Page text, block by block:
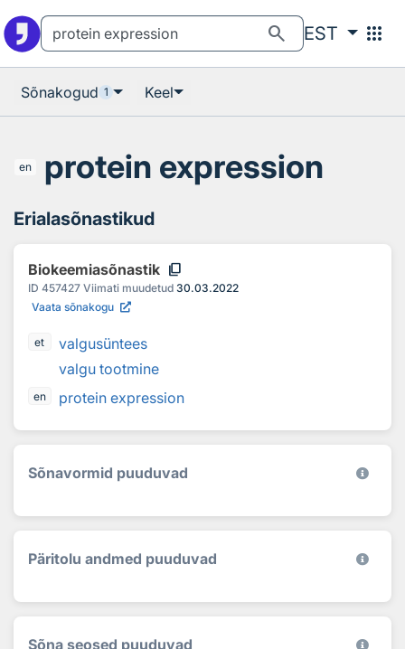
search EST apps
Sõnakogud 1 Keel
en protein expression
Erialasõnastikud
Biokeemiasõnastik content_copy
ID 457427 Viimati muudetud 30.03.2022
Vaata sõnakogu
et
valgusüntees
valgu tootmine
en protein expression
Sõnavormid puuduvad
Päritolu andmed puuduvad
Sõna seosed puuduvad